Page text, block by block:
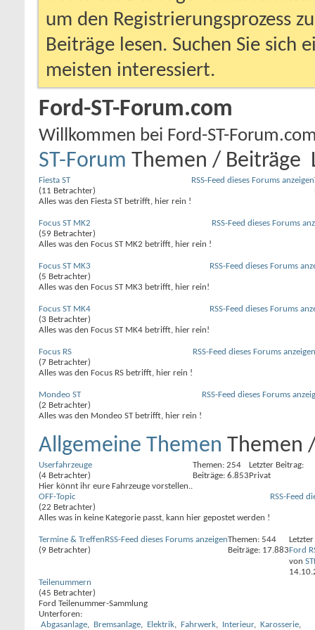
um den Registrierungsprozess
Beiträge lesen. Suchen Sie sich
meisten interessiert.
Ford-ST-Forum.com
Willkommen bei Ford-ST-
ST-Forum Themen / Beiträge
Fiesta ST
(11 Betrachter)
Alles was den Fiesta ST betrifft, hier rein !
RSS-Feed dieses Forums anzeigen
Focus ST MK2
(59 Betrachter)
Alles was den Focus ST MK2 betrifft, hier rein !
RSS-Feed dieses Forums
Focus ST MK3
(5 Betrachter)
Alles was den Focus ST MK3 betrifft, hier rein!
RSS-Feed dieses Forums
Focus ST MK4
(3 Betrachter)
Alles was den Focus ST MK4 betrifft, hier rein!
RSS-Feed dieses Forums
Focus RS
(7 Betrachter)
Alles was den Focus RS betrifft, hier rein !
RSS-Feed dieses Forums anzeigen
Mondeo ST
(2 Betrachter)
Alles was den Mondeo ST betrifft, hier rein !
RSS-Feed dieses Forums
Allgemeine Themen Themen
Userfahrzeuge
(4 Betrachter)
Hier könnt ihr eure Fahrzeuge vorstellen..
Themen: 254
Beiträge: 6.853
Letzter Beitrag:
Privat
OFF-Topic
(22 Betrachter)
Alles was in keine Kategorie passt, kann hier gepostet werden !
RSS-Feed
Termine & Treffen
(9 Betrachter)
RSS-Feed dieses Forums anzeigenThemen: 544
Beiträge: 17.883Ford
von
Teilenummern
(45 Betrachter)
Ford Teilenummer-Sammlung
Unterforen:
Abgasanlage, Bremsanlage, Elektrik, Fahrwerk, Interieur, Karosserie,